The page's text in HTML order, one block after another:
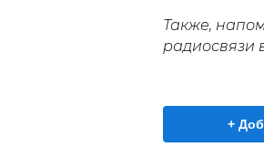
Также,
радиосвязи
+